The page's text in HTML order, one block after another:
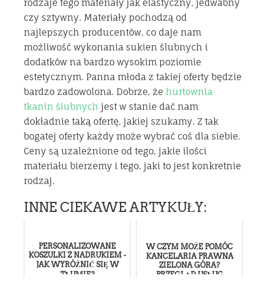
rodzaje tego materiały jak elastyczny, jedwabny
czy sztywny. Materiały pochodzą od
najlepszych producentów, co daje nam
możliwość wykonania sukien ślubnych i
dodatków na bardzo wysokim poziomie
estetycznym. Panna młoda z takiej oferty będzie
bardzo zadowolona. Dobrze, że hurtownia
tkanin ślubnych jest w stanie dać nam
dokładnie taką ofertę, jakiej szukamy. Z tak
bogatej oferty każdy może wybrać coś dla siebie.
Ceny są uzależnione od tego, jakie ilości
materiału bierzemy i tego, jaki to jest konkretnie
rodzaj.
INNE CIEKAWE ARTYKUŁY:
PERSONALIZOWANE
KOSZULKI Z NADRUKIEM -
JAK WYRÓŻNIĆ SIĘ W
TŁUMIE?
W CZYM MOŻE POMÓC
KANCELARIA PRAWNA
ZIELONA GÓRA?
PRZEGLĄD USŁUG